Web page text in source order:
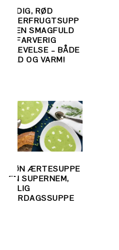
FYLDIG, RØD
PEBERFRUGTSUPP
E – EN SMAGFULD
OG FARVERIG
OPLEVELSE – BÅDE
KOLD OG VARM!
GRØN ÆRTESUPPE
– EN SUPERNEM,
DEJLIG
HVERDAGSSUPPE